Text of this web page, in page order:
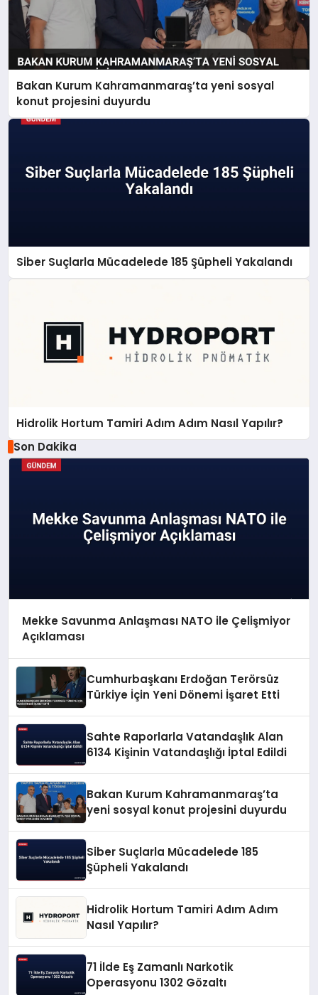
Bakan Kurum Kahramanmaraş’ta yeni sosyal
konut projesini duyurdu
Siber Suçlarla Mücadelede 185 Şüpheli Yakalandı
Hidrolik Hortum Tamiri Adım Adım Nasıl Yapılır?
Son Dakika
Mekke Savunma Anlaşması NATO ile Çelişmiyor
Açıklaması
Cumhurbaşkanı Erdoğan Terörsüz
Türkiye İçin Yeni Dönemi İşaret Etti
Sahte Raporlarla Vatandaşlık Alan
6134 Kişinin Vatandaşlığı İptal Edildi
Bakan Kurum Kahramanmaraş’ta
yeni sosyal konut projesini duyurdu
Siber Suçlarla Mücadelede 185
Şüpheli Yakalandı
Hidrolik Hortum Tamiri Adım Adım
Nasıl Yapılır?
71 İlde Eş Zamanlı Narkotik
Operasyonu 1302 Gözaltı